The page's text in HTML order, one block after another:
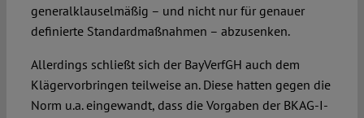
generalklauselmäßig – und nicht nur für genauer
definierte Standardmaßnahmen – abzusenken.
Allerdings schließt sich der BayVerfGH auch dem
Klägervorbringen teilweise an. Diese hatten gegen die
Norm u.a. eingewandt, dass die Vorgaben der BKAG-I-